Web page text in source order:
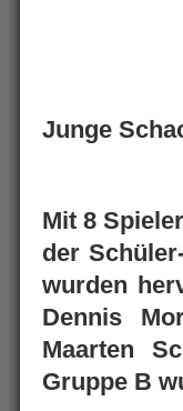
Junge
Mit 8
der
wurden
Dennis
Maarten
Gruppe B